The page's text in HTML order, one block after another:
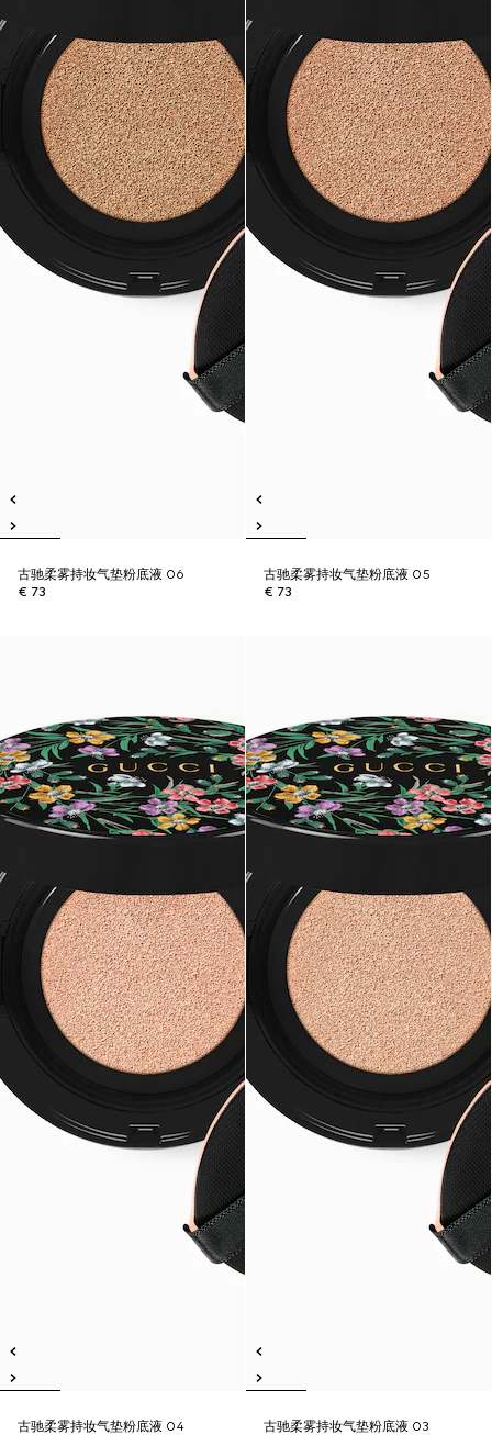
古驰柔雾持妆气垫粉底液 06
€ 73
古驰柔雾持妆气垫粉底液 05
€ 73
古驰柔雾持妆气垫粉底液 04 古驰柔雾持妆气垫粉底液 03